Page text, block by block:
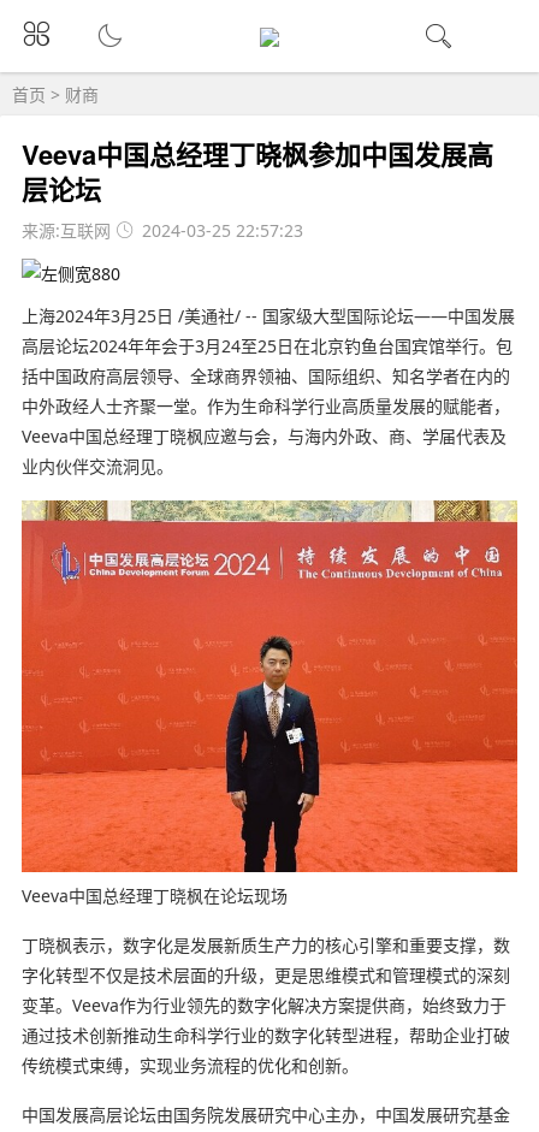
首页 > 财商
Veeva中国总经理丁晓枫参加中国发展高
层论坛
来源:互联网 2024-03-25 22:57:23
上海2024年3月25日 /美通社/ -- 国家级大型国际论坛——中国发展
高层论坛2024年年会于3月24至25日在北京钓鱼台国宾馆举行。包
括中国政府高层领导、全球商界领袖、国际组织、知名学者在内的
中外政经人士齐聚一堂。作为生命科学行业高质量发展的赋能者，
Veeva中国总经理丁晓枫应邀与会，与海内外政、商、学届代表及
业内伙伴交流洞见。
Veeva中国总经理丁晓枫在论坛现场
丁晓枫表示，数字化是发展新质生产力的核心引擎和重要支撑，数
字化转型不仅是技术层面的升级，更是思维模式和管理模式的深刻
变革。Veeva作为行业领先的数字化解决方案提供商，始终致力于
通过技术创新推动生命科学行业的数字化转型进程，帮助企业打破
传统模式束缚，实现业务流程的优化和创新。
中国发展高层论坛由国务院发展研究中心主办，中国发展研究基金